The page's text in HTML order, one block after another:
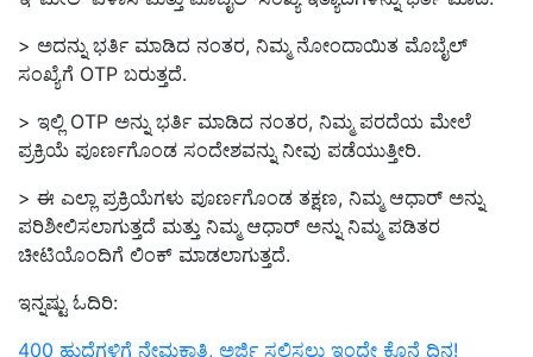
> ಅದನ್ನು ಭರ್ತಿ ಮಾಡಿದ ನಂತರ, ನಿಮ್ಮ ನೋಂದಾಯಿತ ಮೊಬೈಲ್
ಸಂಖ್ಯೆಗೆ OTP ಬರುತ್ತದೆ.
> ಇಲ್ಲಿ OTP ಅನ್ನು ಭರ್ತಿ ಮಾಡಿದ ನಂತರ, ನಿಮ್ಮ ಪರದೆಯ ಮೇಲೆ
ಪ್ರಕ್ರಿಯೆ ಪೂರ್ಣಗೊಂಡ ಸಂದೇಶವನ್ನು ನೀವು ಪಡೆಯುತ್ತೀರಿ.
> ಈ ಎಲ್ಲಾ ಪ್ರಕ್ರಿಯೆಗಳು ಪೂರ್ಣಗೊಂಡ ತಕ್ಷಣ, ನಿಮ್ಮ ಆಧಾರ್ ಅನ್ನು
ಪರಿಶೀಲಿಸಲಾಗುತ್ತದೆ ಮತ್ತು ನಿಮ್ಮ ಆಧಾರ್ ಅನ್ನು ನಿಮ್ಮ ಪಡಿತರ
ಚೀಟಿಯೊಂದಿಗೆ ಲಿಂಕ್ ಮಾಡಲಾಗುತ್ತದೆ.
ಇನ್ನಷ್ಟು ಓದಿರಿ:
400 ಹುದ್ದೆಗಳಿಗೆ ನೇಮಕಾತಿ, ಅರ್ಜಿ ಸಲ್ಲಿಸಲು ಇಂದೇ ಕೊನೆ ದಿನ!